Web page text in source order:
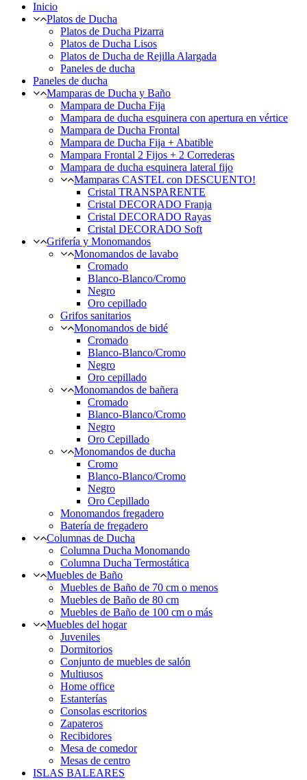
Inicio
Platos de Ducha
Platos de Ducha Pizarra
Platos de Ducha Lisos
Platos de Ducha de Rejilla Alargada
Paneles de ducha
Paneles de ducha
Mamparas de Ducha y Baño
Mampara de Ducha Fija
Mampara de ducha esquinera con apertura en vértice
Mampara de Ducha Frontal
Mampara de Ducha Fija + Abatible
Mampara Frontal 2 Fijos + 2 Correderas
Mampara de ducha esquinera lateral fijo
Mamparas CASTEL con DESCUENTO!
Cristal TRANSPARENTE
Cristal DECORADO Franja
Cristal DECORADO Rayas
Cristal DECORADO Soft
Grifería y Monomandos
Monomandos de lavabo
Cromado
Blanco-Blanco/Cromo
Negro
Oro cepillado
Grifos sanitarios
Monomandos de bidé
Cromado
Blanco-Blanco/Cromo
Negro
Oro cepillado
Monomandos de bañera
Cromado
Blanco-Blanco/Cromo
Negro
Oro Cepillado
Monomandos de ducha
Cromo
Blanco-Blanco/Cromo
Negro
Oro Cepillado
Monomandos fregadero
Batería de fregadero
Columnas de Ducha
Columna Ducha Monomando
Columna Ducha Termostática
Muebles de Baño
Muebles de Baño de 70 cm o menos
Muebles de Baño de 80 cm
Muebles de Baño de 100 cm o más
Muebles del hogar
Juveniles
Dormitorios
Conjunto de muebles de salón
Multiusos
Home office
Estanterías
Consolas escritorios
Zapateros
Recibidores
Mesa de comedor
Mesas de centro
ISLAS BALEARES